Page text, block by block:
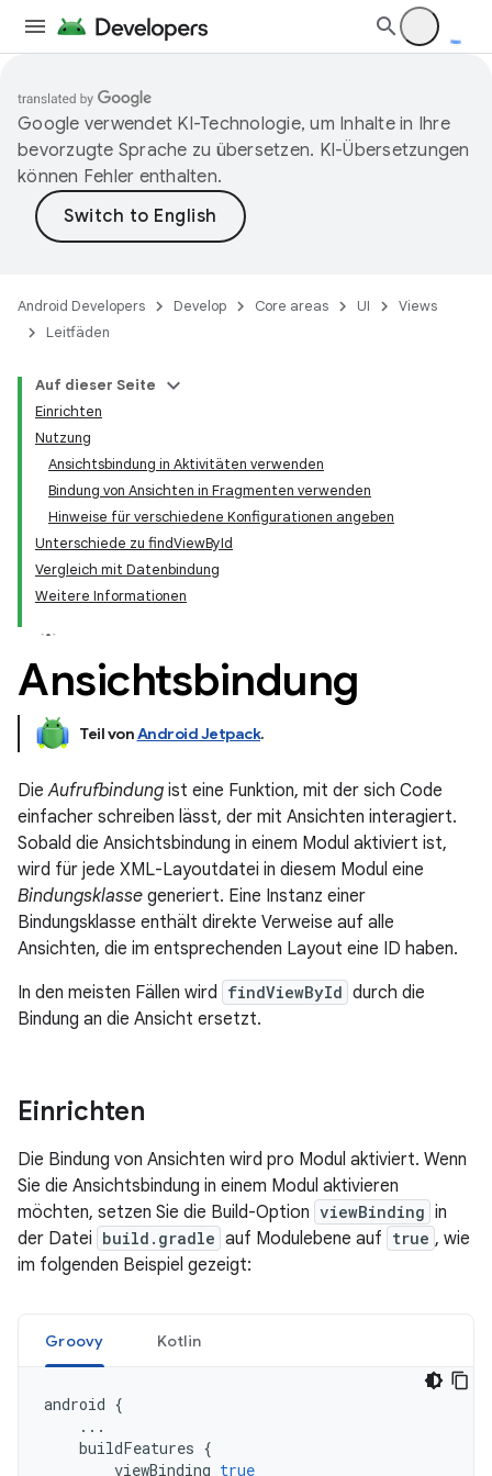
Google verwendet KI-Technologie, um Inhalte in Ihre
bevorzugte Sprache zu übersetzen. KI-Übersetzungen
können Fehler enthalten.
Android Developers Develop Core areas UI
Views
Leitfäden
Auf dieser Seite
Einrichten
Nutzung
Ansichtsbindung in Aktivitäten verwenden
Bindung von Ansichten in Fragmenten verwenden
Hinweise für verschiedene Konfigurationen angeben
Unterschiede zu findViewById
Vergleich mit Datenbindung
Weitere Informationen
Ansichtsbindung
Teil vonAndroid Jetpack.
DieAufrufbindung ist eine Funktion, mit der sich Code
einfacher schreiben lässt, der mit Ansichten interagiert.
Sobald die Ansichtsbindung in einem Modul aktiviert ist,
wird für jede XML-Layoutdatei in diesem Modul eine
Bindungsklasse generiert. Eine Instanz einer
Bindungsklasse enthält direkte Verweise auf alle
Ansichten, die im entsprechenden Layout eine ID haben.
In den meisten Fällen wird findViewById durch die
Bindung an die Ansicht ersetzt.
Einrichten
Die Bindung von Ansichten wird pro Modul aktiviert. Wenn
Sie die Ansichtsbindung in einem Modul aktivieren
möchten, setzen Sie die Build-Option viewBinding in
der Datei build.gradle auf Modulebene auf true , wie
im folgenden Beispiel gezeigt:
Groovy Kotlin
android {
...
buildFeatures {
viewBinding true